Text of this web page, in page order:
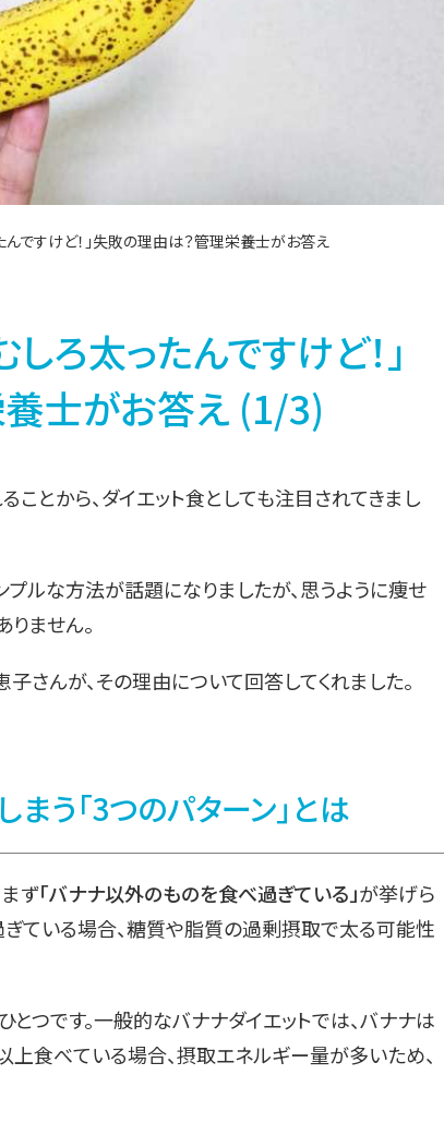
んですけど！」失敗の理由は？管理栄養士がお答え
しろ太ったんですけど！」
士がお答え (1/3)
とから、ダイエット食としても注目されてきまし
プルな方法が話題になりましたが、思うように痩せ
りません。
んが、その理由について回答してくれました。
う「3つのパターン」とは
ず「バナナ以外のものを食べ過ぎている」が挙げら
ぎている場合、糖質や脂質の過剰摂取で太る可能性
とつです。一般的なバナナダイエットでは、バナナは
上食べている場合、摂取エネルギー量が多いため、